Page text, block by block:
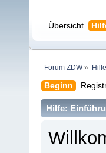
Übersicht
Forum ZDW» Hilfe
Beginn
Hilfe: